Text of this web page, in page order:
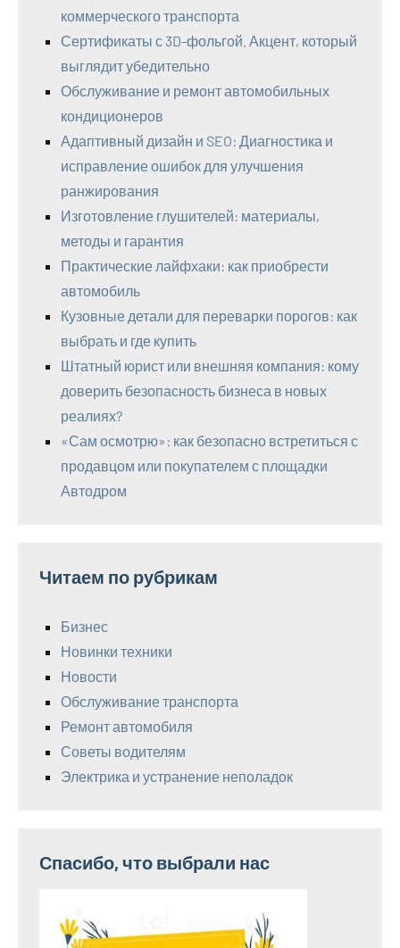
коммерческого транспорта
Сертификаты с 3D-фольгой. Акцент, который
выглядит убедительно
Обслуживание и ремонт автомобильных
кондиционеров
Адаптивный дизайн и SEO: Диагностика и
исправление ошибок для улучшения
ранжирования
Изготовление глушителей: материалы,
методы и гарантия
Практические лайфхаки: как приобрести
автомобиль
Кузовные детали для переварки порогов: как
выбрать и где купить
Штатный юрист или внешняя компания: кому
доверить безопасность бизнеса в новых
реалиях?
«Сам осмотрю»: как безопасно встретиться с
продавцом или покупателем с площадки
Автодром
Читаем по рубрикам
Бизнес
Новинки техники
Новости
Обслуживание транспорта
Ремонт автомобиля
Советы водителям
Электрика и устранение неполадок
Спасибо, что выбрали нас